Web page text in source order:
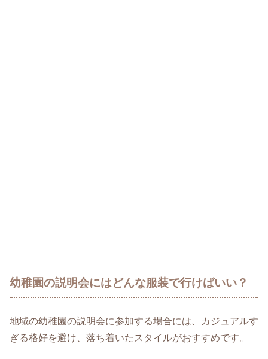
幼稚園の説明会にはどんな服装で行けばいい？
地域の幼稚園の説明会に参加する場合には、カジュアルす
ぎる格好を避け、落ち着いたスタイルがおすすめです。